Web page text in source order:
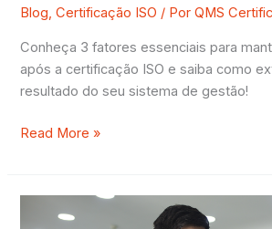
Blog,Certificação ISO / PorQMS
Conheça 3 fatores essenciais para
após a certificação ISO e saiba como
resultado do seu sistema de gestão!
Read More »